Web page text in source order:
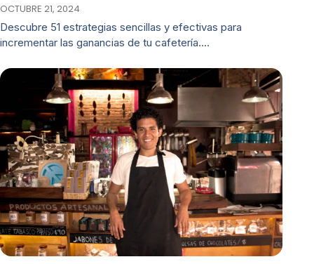
OCTUBRE 21, 2024
Descubre 51 estrategias sencillas y efectivas para
incrementar las ganancias de tu cafetería.…